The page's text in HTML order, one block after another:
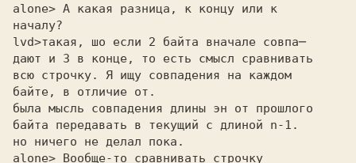
alone> А какая разница, к концу или к
началу?
lvd>
дают и 3 в конце, то есть смысл сравнивать
всю строчку. Я ищу совпадения на каждом
байте, в отличие от.
была мысль совпадения длины эн от прошлого
байта передавать в текущий с длиной n-1.
но ничего не делал пока.
alone> Вообще-то сравнивать строчку